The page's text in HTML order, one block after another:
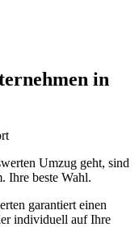
in
Umzug geht, sind
Ihre beste Wahl.
garantiert einen
individuell auf Ihre